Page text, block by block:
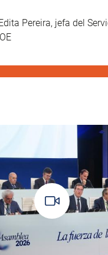
Pereira, jefa del